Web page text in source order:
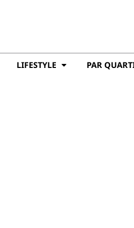
LIFESTYLE PAR